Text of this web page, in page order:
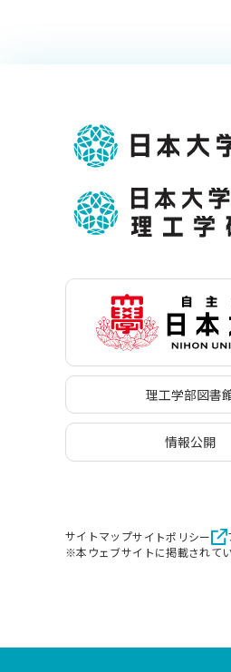
理工学部図書
情報公開
サイトマップサイトポリシー
※本ウェブサイトに掲載されて